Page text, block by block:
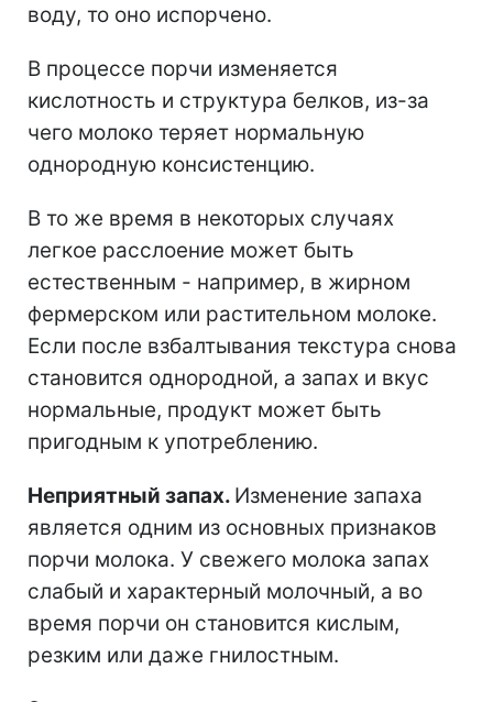
воду, то оно испорчено.
В процессе порчи изменяется
кислотность и структура белков, из-за
чего молоко теряет нормальную
однородную консистенцию.
В то же время в некоторых случаях
легкое расслоение может быть
естественным - например, в жирном
фермерском или растительном молоке.
Если после взбалтывания текстура снова
становится однородной, а запах и вкус
нормальные, продукт может быть
пригодным к употреблению.
Неприятный запах. Изменение запаха
является одним из основных признаков
порчи молока. У свежего молока запах
слабый и характерный молочный, а во
время порчи он становится кислым,
резким или даже гнилостным.